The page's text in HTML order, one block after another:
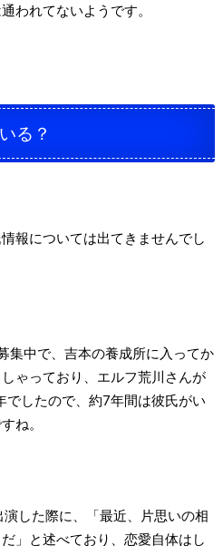
われてないようです。
る？
報については出てきませんでし
集中で、吉本の養成所に入ってか
ゃっており、エルフ荒川さんが
したので、約7年間は彼氏がい
ね。
した際に、「最近、片思いの相
」と述べており、恋愛自体はし